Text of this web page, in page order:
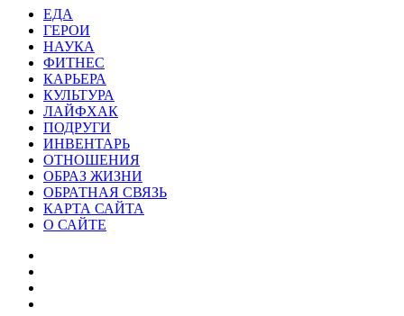
Facebook
Twitter
WhatsApp
Telegram
ЗакрытьЕДА
ГЕРОИ
НАУКА
ФИТНЕС
КАРЬЕРА
КУЛЬТУРА
ЛАЙФХАК
ПОДРУГИ
ИНВЕНТАРЬ
ОТНОШЕНИЯ
ОБРАЗ ЖИЗНИ
ОБРАТНАЯ СВЯЗЬ
КАРТА САЙТА
О САЙТЕ